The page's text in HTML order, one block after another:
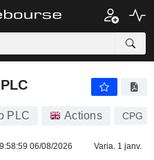
PLC Actions CPG
06/08/2026 Varia. 1 janv.